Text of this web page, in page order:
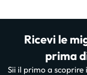
Ricevi le
prima
Sii il primo a